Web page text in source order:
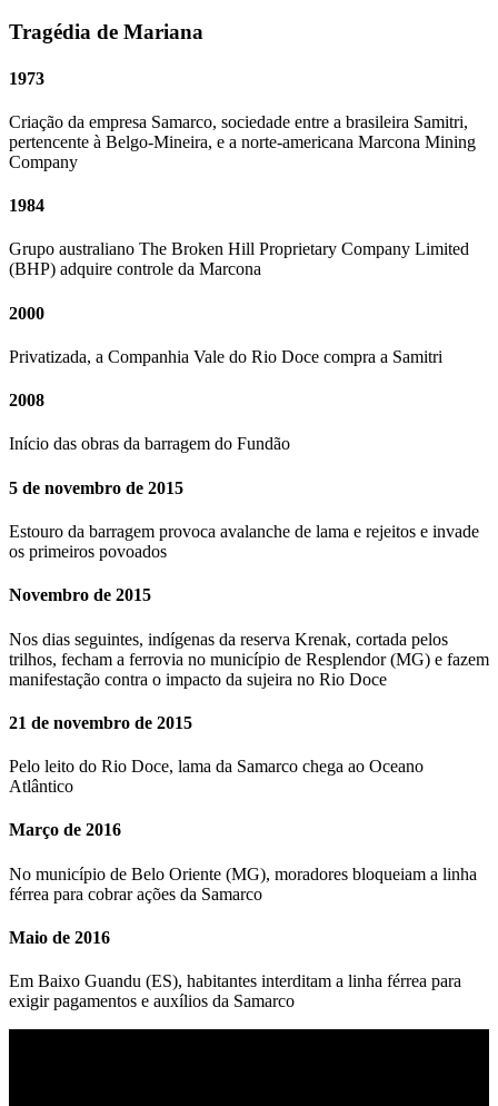
Tragédia de Mariana
1973
Criação da empresa Samarco, sociedade entre a brasileira Samitri,
pertencente à Belgo-Mineira, e a norte-americana Marcona Mining
Company
1984
Grupo australiano The Broken Hill Proprietary Company Limited
(BHP) adquire controle da Marcona
2000
Privatizada, a Companhia Vale do Rio Doce compra a Samitri
2008
Início das obras da barragem do Fundão
5 de novembro de 2015
Estouro da barragem provoca avalanche de lama e rejeitos e invade
os primeiros povoados
Novembro de 2015
Nos dias seguintes, indígenas da reserva Krenak, cortada pelos
trilhos, fecham a ferrovia no município de Resplendor (MG) e fazem
manifestação contra o impacto da sujeira no Rio Doce
21 de novembro de 2015
Pelo leito do Rio Doce, lama da Samarco chega ao Oceano
Atlântico
Março de 2016
No município de Belo Oriente (MG), moradores bloqueiam a linha
férrea para cobrar ações da Samarco
Maio de 2016
Em Baixo Guandu (ES), habitantes interditam a linha férrea para
exigir pagamentos e auxílios da Samarco